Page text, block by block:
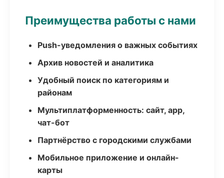
Преимущества работы с нами
Push-уведомления о важных событиях
Архив новостей и аналитика
Удобный поиск по категориям и
районам
Мультиплатформенность: сайт, app,
чат-бот
Партнёрство с городскими службами
Мобильное приложение и онлайн-
карты